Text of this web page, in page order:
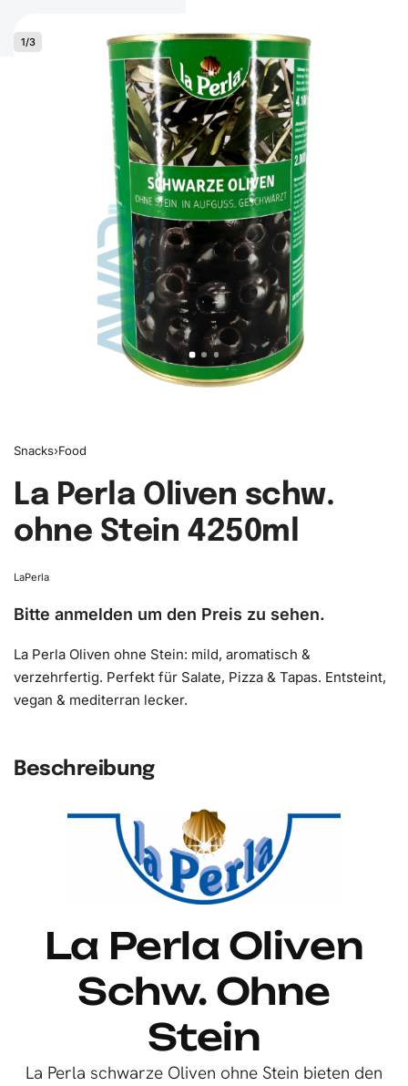
1/3
Snacks›Food
La Perla Oliven schw.
ohne Stein 4250ml
LaPerla
Bitte anmelden um den Preis zu sehen.
La Perla Oliven ohne Stein: mild, aromatisch &
verzehrfertig. Perfekt für Salate, Pizza & Tapas. Entsteint,
vegan & mediterran lecker.
Beschreibung
La Perla Oliven
Schw. Ohne
Stein
La Perla schwarze Oliven ohne Stein bieten den